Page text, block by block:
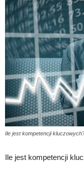
Ile jest kompetencji
Ile jest kompetencji